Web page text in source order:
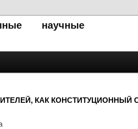
научные
КАК